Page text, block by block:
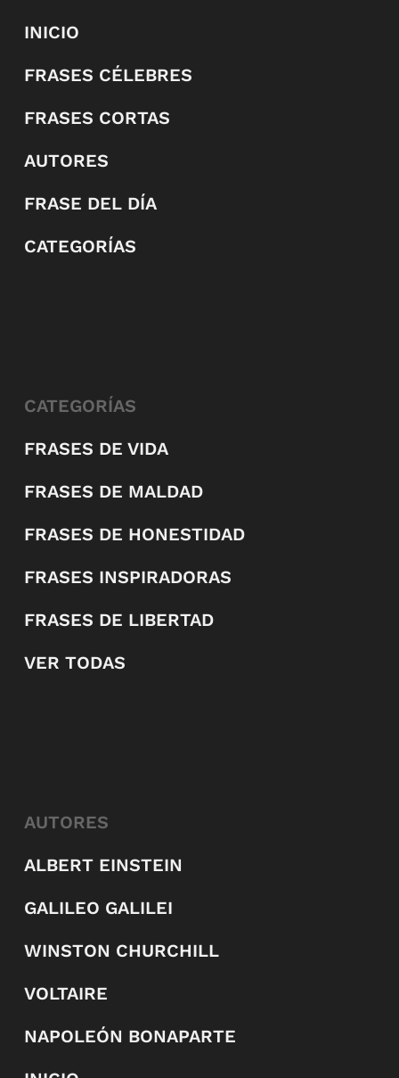
INICIO
FRASES CÉLEBRES
FRASES CORTAS
AUTORES
FRASE DEL DÍA
CATEGORÍAS
CATEGORÍAS
FRASES DE VIDA
FRASES DE MALDAD
FRASES DE HONESTIDAD
FRASES INSPIRADORAS
FRASES DE LIBERTAD
VER TODAS
AUTORES
ALBERT EINSTEIN
GALILEO GALILEI
WINSTON CHURCHILL
VOLTAIRE
NAPOLEÓN BONAPARTE